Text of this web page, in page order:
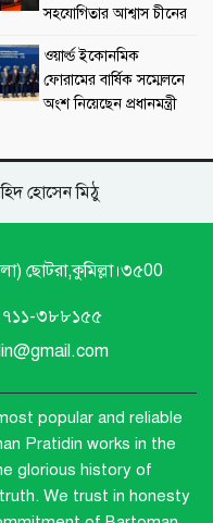
সহযোগিতার আশ্বাস চীনের
ওয়ার্ল্ড ইকোনমিক
ফোরামের বার্ষিক সম্মেলনে
অংশ নিয়েছেন প্রধানমন্ত্রী
হোসেন মিঠু
ছোটরা,কুমিল্লা।৩৫00
৩৮৮১৫৫
popular and reliable
Pratidin works in the
glorious history of
We trust in honesty